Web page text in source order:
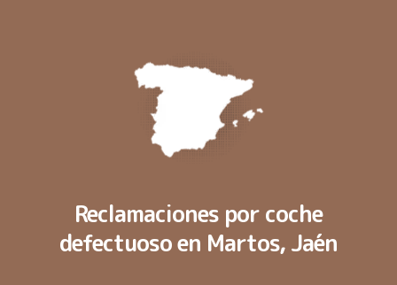
Reclamaciones por coche
defectuoso en Martos, Jaén